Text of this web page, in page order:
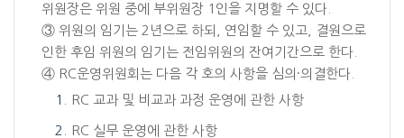
위원장은 위원 중에 부위원장 1인을 지명할 수 있다.
③ 위원의 임기는 2년으로 하되, 연임할 수 있고, 결원으로
인한 후임 위원의 임기는 전임위원의 잔여기간으로 한다.
④ RC운영위원회는 다음 각 호의 사항을 심의·의결한다.
RC 교과 및 비교과 과정 운영에 관한 사항
RC 실무 운영에 관한 사항